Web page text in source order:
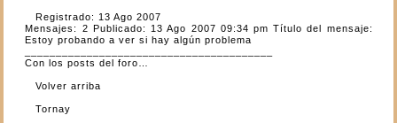
Registrado: 13 Ago 2007
Mensajes: 2 Publicado: 13 Ago 2007 09:34 pm Título del mensaje:
Estoy probando a ver si hay algún problema
Con los posts del foro…
Volver arriba
Tornay